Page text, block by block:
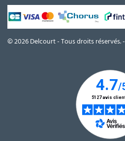
© 2026 Delcourt - Tous droits réservés. -